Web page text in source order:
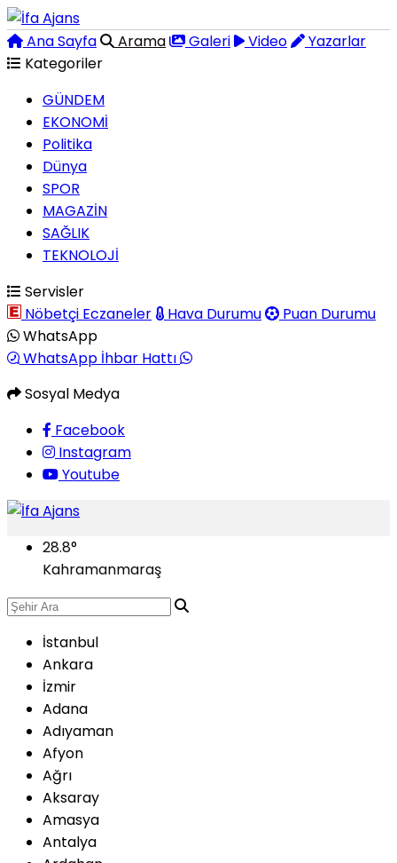
Ana Sayfa Arama Galeri Video
Yazarlar
Kategoriler
GÜNDEM
EKONOMİ
Politika
Dünya
SPOR
MAGAZİN
SAĞLIK
TEKNOLOJİ
Servisler
Nöbetçi Eczaneler
Hava Durumu
Puan Durumu
WhatsApp
WhatsApp İhbar Hattı
Sosyal Medya
Facebook
Instagram
Youtube
28.8°
Kahramanmaraş
İstanbul
Ankara
İzmir
Adana
Adıyaman
Afyon
Ağrı
Aksaray
Amasya
Antalya